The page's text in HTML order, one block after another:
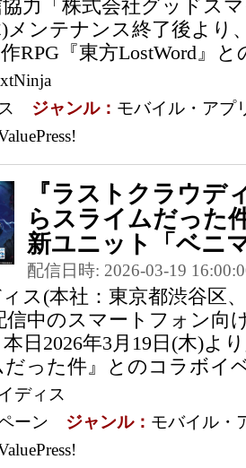
協力「株式会社グッドス
メンテナンス終了後より
RPG『東方LostWord』と
ジャンル： モバイル・アプ
『ラストクラウデ
らスライムだった
新ユニット「ベニ
配信日時: 2026-03-19
ス(本社：東京都渋谷区
信中のスマートフォン向
日2026年3月19日(木)よ
った件』とのコラボイ
ディス
ーン ジャンル： モバイル・